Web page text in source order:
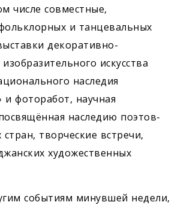
числе сов­местные,
и танцевальных
декоративно-
искусства
наследия
и фоторабот, научная
наследию поэтов-
стран, творческие встречи,
художественных
событиям минувшей недели,